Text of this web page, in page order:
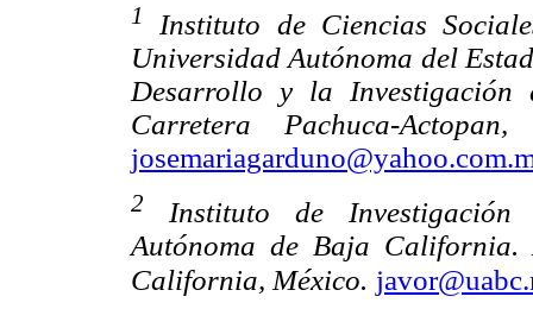
1
Instituto de Ciencias
Universidad Autónoma del
Desarrollo y la Investigación
Carretera Pachuca-
2
Instituto de Investigación
Autónoma de Baja California.
California, México.